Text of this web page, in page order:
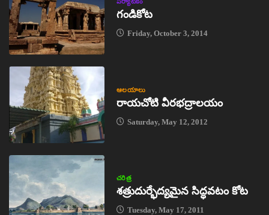
పర్యాటకం
గండికోట
Friday, October 3, 2014
ఆలయాలు
రాయచోటి వీరభద్రాలయం
Saturday, May 12, 2012
చరిత్ర
శత్రుదుర్భేద్యమైన సిద్ధవటం కోట
Tuesday, May 17, 2011